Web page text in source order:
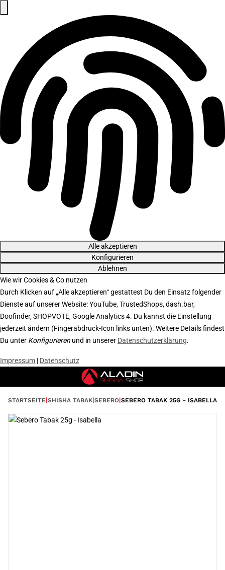
Alle akzeptieren
Konfigurieren
Ablehnen
Wie wir Cookies & Co nutzen
Durch Klicken auf „Alle akzeptieren“ gestattest Du den Einsatz folgender
Dienste auf unserer Website: YouTube, TrustedShops, dash.bar,
Doofinder, SHOPVOTE, Google Analytics 4. Du kannst die Einstellung
jederzeit ändern (Fingerabdruck-Icon links unten). Weitere Details findest
Du unter Konfigurieren und in unserer Datenschutzerklärung.
Impressum | Datenschutz
STARTSEITE SHISHA TABAK SEBERO SEBERO TABAK 25G - ISABELLA